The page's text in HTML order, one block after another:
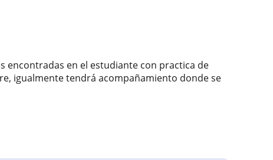
encontradas en el estudiante con practica de
igualmente tendrá acompañamiento donde se